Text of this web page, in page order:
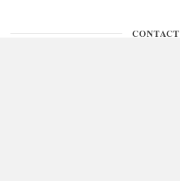
CONTACT